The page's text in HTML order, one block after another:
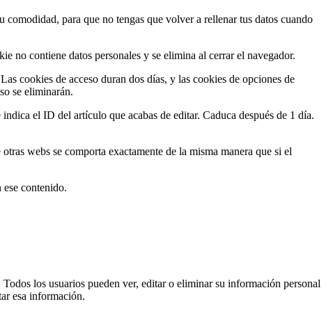
para que no tengas que volver a rellenar tus datos cuando
no contiene datos personales y se elimina al cerrar el navegador.
cookies de acceso duran dos días, y las cookies de opciones de
se eliminarán.
el ID del artículo que acabas de editar. Caduca después de 1 día.
webs se comporta exactamente de la misma manera que si el
contenido.
los usuarios pueden ver, editar o eliminar su información personal
esa información.